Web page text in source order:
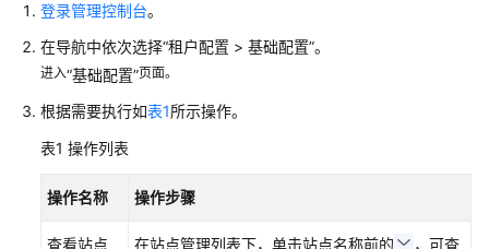
速
入
门
用
指
登录管理控制台。
在导航中依次选择“租户配置 > 基础配置”。
进入“基础配置”页面。
根据需要执行如表1所示操作。
表1 操作列表
操作名称 操作步骤
查看站点
在站点管理列表下，单击站点名称前的
，可查